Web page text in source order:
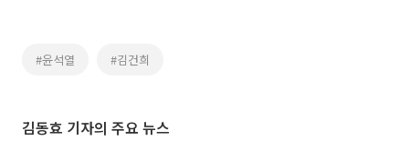
#윤석열 #김건희
김동효 기자의 주요 뉴스